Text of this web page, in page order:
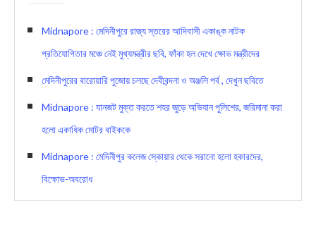
Midnapore : মেদিনীপুরে রাজ্য স্তরের আদিবাসী একাঙ্ক নাটক
প্রতিযোগিতার মঞ্চে নেই মুখ্যমন্ত্রীর ছবি, ফাঁকা হল দেখে ক্ষোভ মন্ত্রীদের
মেদিনীপুরের বারোয়ারি পুজোয় চলছে দেবীবন্দনা ও অঞ্জলি পর্ব , দেখুন ছবিতে
Midnapore : যানজট মুক্ত করতে শহর জুড়ে অভিযান পুলিশের, জরিমানা করা
হলো একাধিক মোটর বাইককে
Midnapore : মেদিনীপুর কলেজ স্কোয়ার থেকে সরানো হলো হকারদের,
বিক্ষোভ-অবরোধ